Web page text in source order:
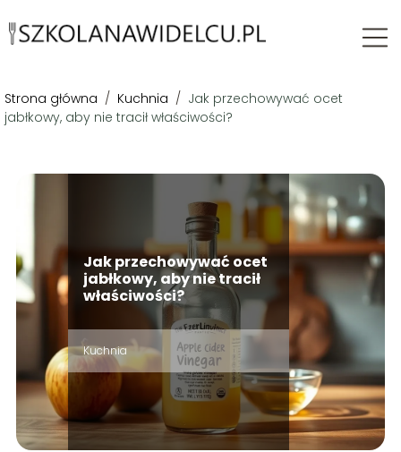
Strona główna / Kuchnia / Jak przechowywać ocet
jabłkowy, aby nie tracił właściwości?
Jak przechowywać ocet
jabłkowy, aby nie tracił
właściwości?
Kuchnia